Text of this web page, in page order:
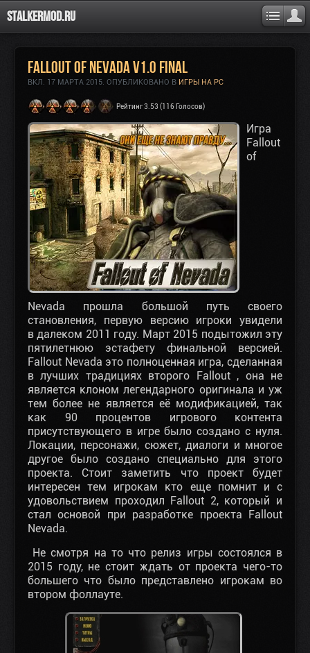
Stalkermod.ru
Fallout of Nevada v1.0 final
ВКЛ. 17 МАРТА 2015. ОПУБЛИКОВАНО В ИГРЫ НА PC
Рейтинг 3.53 (116 Голосов)
Игра
Fallout
of
Nevada прошла большой путь своего
становления, первую версию игроки увидели
в далеком 2011 году. Март 2015 подытожил эту
пятилетнюю эстафету финальной версией.
Fallout Nevada это полноценная игра, сделанная
в лучших традициях второго Fallout , она не
является клоном легендарного оригинала и уж
тем более не является её модификацией, так
как 90 процентов игрового контента
присутствующего в игре было создано с нуля.
Локации, персонажи, сюжет, диалоги и многое
другое было создано специально для этого
проекта. Стоит заметить что проект будет
интересен тем игрокам кто еще помнит и с
удовольствием проходил Fallout 2, который и
стал основой при разработке проекта Fallout
Nevada.
Не смотря на то что релиз игры состоялся в
2015 году, не стоит ждать от проекта чего-то
большего что было представлено игрокам во
втором фоллауте.